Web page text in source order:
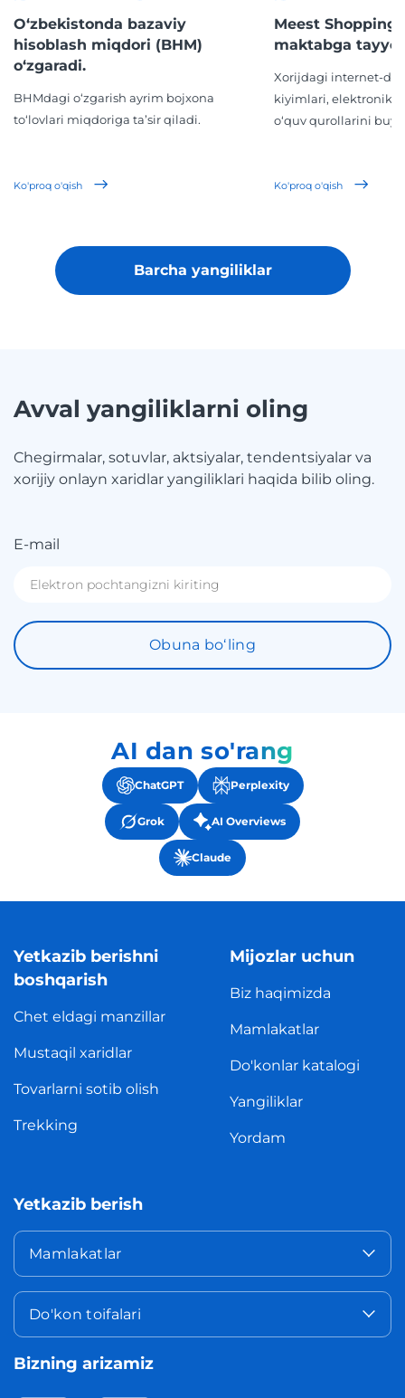
O‘zbekistonda bazaviy
hisoblash miqdori (BHM)
o‘zgaradi.
BHMdagi o‘zgarish ayrim bojxona
to‘lovlari miqdoriga ta’sir qiladi.
Ko'proq o'qish
Meest Shopping
maktabga
Xorijdagi internet-
kiyimlari, elektronika,
o‘quv qurollarini
Ko'proq o'qish
Barcha yangiliklar
Avval yangiliklarni oling
Chegirmalar, sotuvlar, aktsiyalar, tendentsiyalar va
xorijiy onlayn xaridlar yangiliklari haqida bilib oling.
E-mail
Obuna boʻling
AI dan so'rang
ChatGPT Perplexity
Grok AI Overviews
Claude
Yetkazib berishni
boshqarish
Chet eldagi manzillar
Mustaqil xaridlar
Tovarlarni sotib olish
Trekking
Mijozlar uchun
Biz haqimizda
Mamlakatlar
Do'konlar katalogi
Yangiliklar
Yordam
Yetkazib berish
Mamlakatlar
Do'kon toifalari
Bizning arizamiz